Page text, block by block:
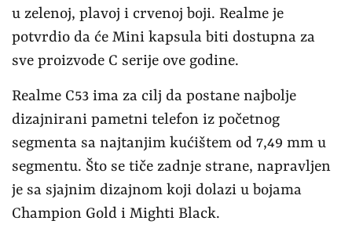
u zelenoj, plavoj i crvenoj boji. Realme je
potvrdio da će Mini kapsula biti dostupna za
sve proizvode C serije ove godine.
Realme C53 ima za cilj da postane najbolje
dizajnirani pametni telefon iz početnog
segmenta sa najtanjim kućištem od 7,49 mm u
segmentu. Što se tiče zadnje strane, napravljen
je sa sjajnim dizajnom koji dolazi u bojama
Champion Gold i Mighti Black.